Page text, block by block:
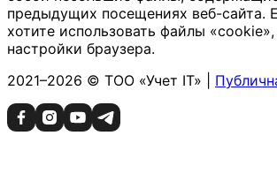
предыдущих посещениях веб-сайта.
хотите использовать файлы
настройки браузера.
2021–2026 © ТОО «Учет IT» |